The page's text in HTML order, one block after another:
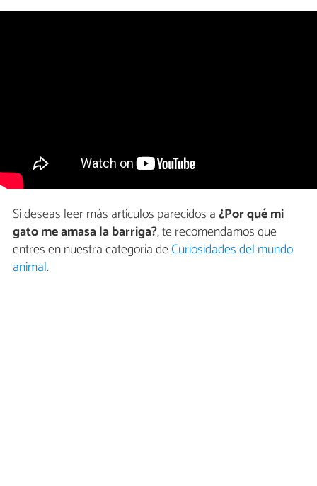
Si deseas leer más artículos parecidos a¿Por qué mi
gato me amasa la barriga?, te recomendamos que
entres en nuestra categoría deCuriosidades del mundo
animal.